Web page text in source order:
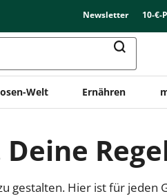
Newsletter 10-€-
Welt Ernähren
Hier ist für jeden